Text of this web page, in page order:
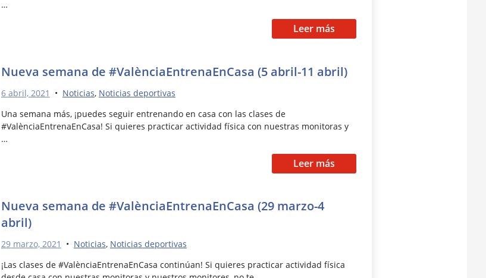
…
Leer más
Nueva semana de #ValènciaEntrenaEnCasa (5 abril-11 abril)
6 abril, 2021 • Noticias, Noticias deportivas
Una semana más, ¡puedes seguir entrenando en casa con las clases de
#ValènciaEntrenaEnCasa! Si quieres practicar actividad física con nuestras monitoras y
…
Leer más
Nueva semana de #ValènciaEntrenaEnCasa (29 marzo-4
abril)
29 marzo, 2021 • Noticias, Noticias deportivas
¡Las clases de #ValènciaEntrenaEnCasa continúan! Si quieres practicar actividad física